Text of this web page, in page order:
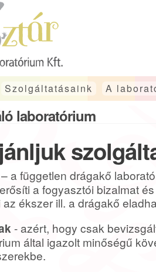
Szolgáltatásaink A
laboratórium
– a független drágakő
a fogyasztói bizalmat
ékszer ill. a drágakő
- azért, hogy csak
által igazolt minőségű